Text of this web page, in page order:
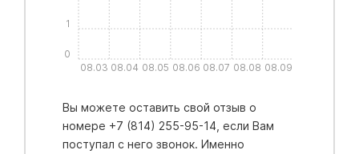
08.03 08.04 08.05 08.06 08.07 08.08 08.09
0
1
Вы можете оставить свой отзыв о
номере +7 (814) 255-95-14, если Вам
поступал с него звонок. Именно